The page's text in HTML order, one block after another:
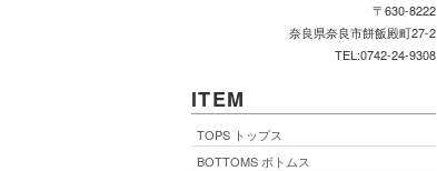
〒630-8222
奈良県奈良市餅飯殿町27-2
TEL:0742-24-9308
ITEM
TOPS トップス
BOTTOMS ボトムス